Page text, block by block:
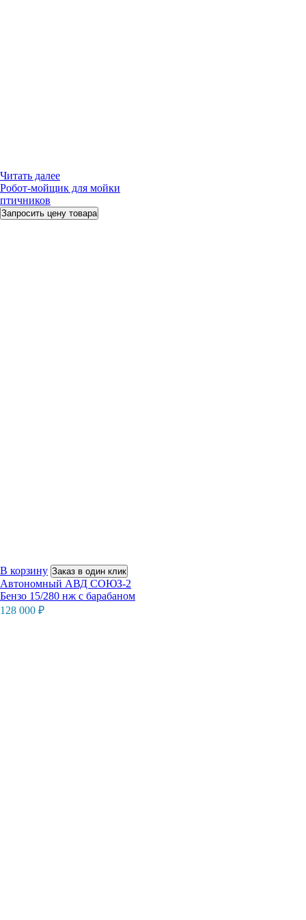
Читать далее
Робот-мойщик для мойки
птичников
Запросить цену товара
В корзину Заказ в один клик
Автономный АВД СОЮЗ-2
Бензо 15/280 нж с барабаном
128 000 ₽